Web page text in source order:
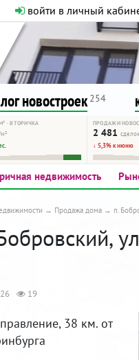
войти в личный
Никакого
помогает
новостроек 254
· ВТОРИЧКА ПРОДАЖИ
2 481 сделок
↓ 5,3% к июню
недвижимость
Продажа дома п.
19
38 км. от